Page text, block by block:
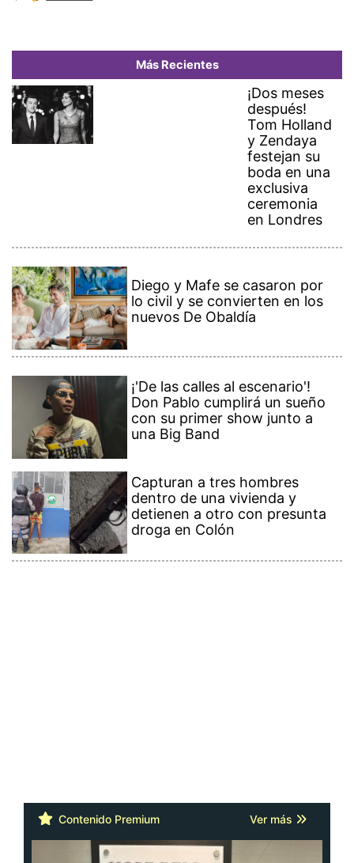
Más Recientes
¡Dos meses
después!
Tom Holland
y Zendaya
festejan su
boda en una
exclusiva
ceremonia
en Londres
Diego y Mafe se casaron por
lo civil y se convierten en los
nuevos De Obaldía
¡'De las calles al escenario'!
Don Pablo cumplirá un sueño
con su primer show junto a
una Big Band
Capturan a tres hombres
dentro de una vivienda y
detienen a otro con presunta
droga en Colón
Contenido Premium Ver más